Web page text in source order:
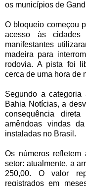
os municípios de
O bloqueio começou
acesso às
manifestantes
madeira para
rodovia. A pista foi
cerca de uma hora de
Segundo a
Bahia Notícias, a
consequência
amêndoas vindas
instaladas no Brasil.
Os números
setor: atualmente, a
250,00. O valor
registrados em